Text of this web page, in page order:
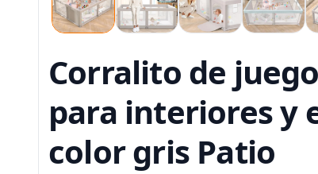
Corralito de
para interiores y
color gris Patio